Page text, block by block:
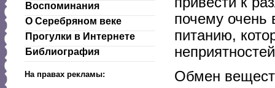
Воспоминания
О Серебряном веке
Прогулки в Интернете
Библиография
На правах рекламы:
почему очень
питанию,
Обмен